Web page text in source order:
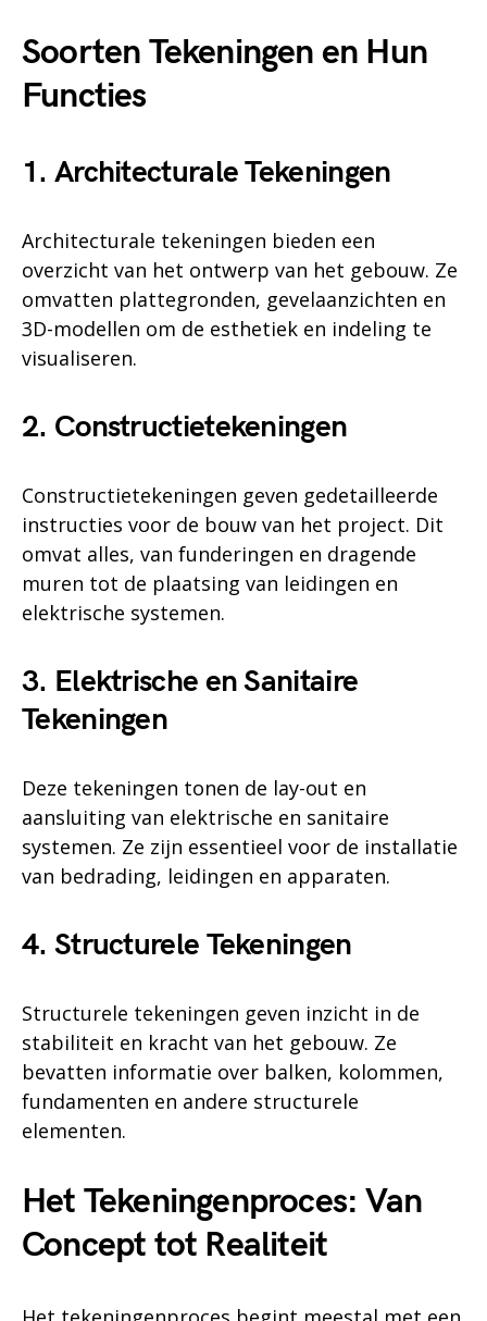
Soorten Tekeningen en Hun
Functies
1. Architecturale Tekeningen
Architecturale tekeningen bieden een
overzicht van het ontwerp van het gebouw. Ze
omvatten plattegronden, gevelaanzichten en
3D-modellen om de esthetiek en indeling te
visualiseren.
2. Constructietekeningen
Constructietekeningen geven gedetailleerde
instructies voor de bouw van het project. Dit
omvat alles, van funderingen en dragende
muren tot de plaatsing van leidingen en
elektrische systemen.
3. Elektrische en Sanitaire
Tekeningen
Deze tekeningen tonen de lay-out en
aansluiting van elektrische en sanitaire
systemen. Ze zijn essentieel voor de installatie
van bedrading, leidingen en apparaten.
4. Structurele Tekeningen
Structurele tekeningen geven inzicht in de
stabiliteit en kracht van het gebouw. Ze
bevatten informatie over balken, kolommen,
fundamenten en andere structurele
elementen.
Het Tekeningenproces: Van
Concept tot Realiteit